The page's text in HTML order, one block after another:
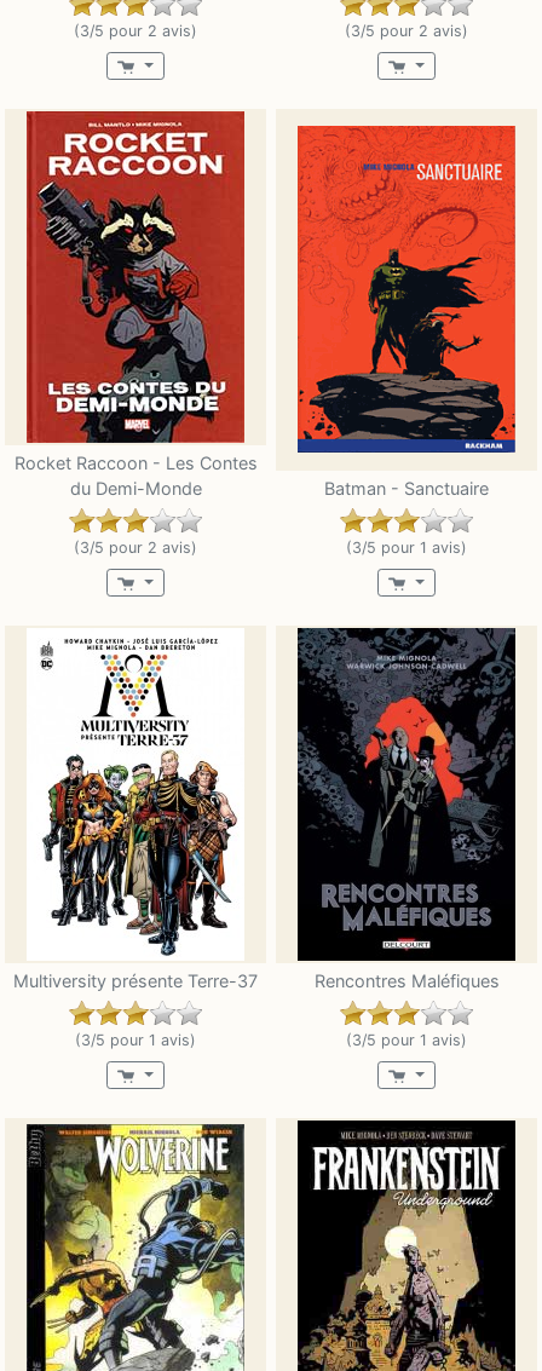
(3/5 pour 2 avis) (3/5 pour 2 avis)
Rocket Raccoon - Les Contes
du Demi-Monde
(3/5 pour 2 avis)
Batman - Sanctuaire
(3/5 pour 1 avis)
Multiversity présente Terre-37
(3/5 pour 1 avis)
Rencontres Maléfiques
(3/5 pour 1 avis)